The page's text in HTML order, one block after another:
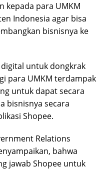
kepada para UMKM
Indonesia agar bisa
bisnisnya ke
untuk dongkrak
para UMKM terdampak
untuk dapat secara
bisnisnya secara
Shopee.
Relations
bahwa
jawab Shopee untuk